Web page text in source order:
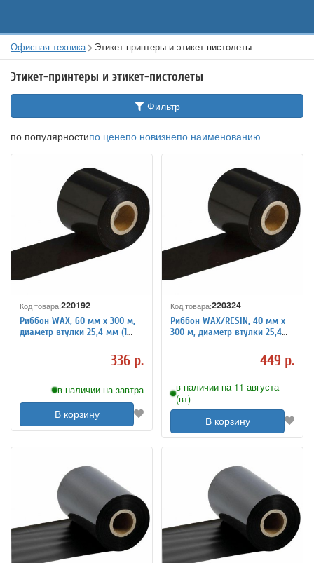
Офисная техника Этикет-принтеры и этикет-пистолеты
Этикет-принтеры и этикет-пистолеты
Фильтр
по популярностипо ценепо новизнепо наименованию
Код товара:220192
Риббон WAX, 60 мм х 300 м,
диаметр втулки 25,4 мм (1
дюйм), красящий слой
336 р.
в наличии на завтра
В корзину
Код товара:220324
Риббон WAX/RESIN, 40 мм х
300 м, диаметр втулки 25,4
мм (1 дюйм), красящий слой
449 р.
в наличии на 11 августа
(вт)
В корзину